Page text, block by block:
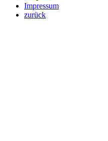
Impressum
zurück